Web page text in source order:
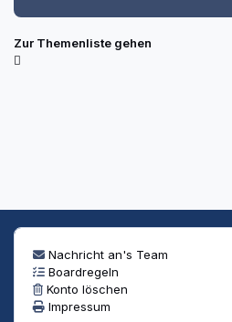
Zur Themenliste gehen
Nachricht an's Team
Boardregeln
Konto löschen
Impressum